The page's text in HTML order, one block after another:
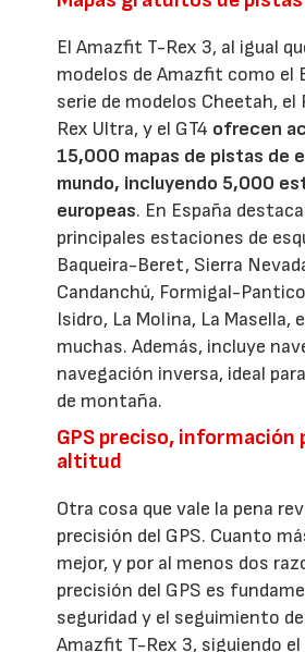
El Amazfit T-Rex 3, al igual
modelos de Amazfit como el
serie de modelos Cheetah, el
Rex Ultra, y el GT4 ofrecen
15,000 mapas de pistas de
mundo, incluyendo 5,000
europeas. En España
principales estaciones de
Baqueira-Beret, Sierra
Candanchú, Formigal-
Isidro, La Molina, La Masella,
muchas. Además, incluye
navegación inversa, ideal
de montaña.
GPS preciso, información
altitud
Otra cosa que vale la pena
precisión del GPS. Cuanto
mejor, y por al menos dos
precisión del GPS es
seguridad y el seguimiento
Amazfit T-Rex 3, siguiendo el